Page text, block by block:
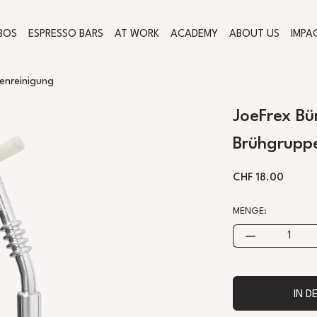
ESPRESSO BARS AT WORK ACADEMY ABOUT US
JoeFrex
NORMALER PREIS
CHF 18.00
MENGE:
IN